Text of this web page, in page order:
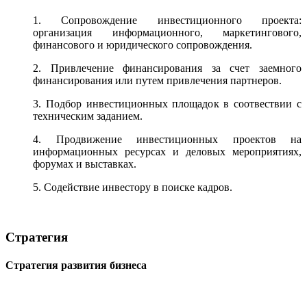
1. Сопровождение инвестиционного проекта:
организация информационного, маркетингового,
финансового и юридического сопровождения.
2. Привлечение финансирования за счет заемного
финансирования или путем привлечения партнеров.
3. Подбор инвестиционных площадок в соотвествии с
техническим заданием.
4. Продвижение инвестиционных проектов на
информационных ресурсах и деловых мероприятиях,
форумах и выставках.
5. Содействие инвестору в поиске кадров.
Стратегия
Стратегия развития бизнеса